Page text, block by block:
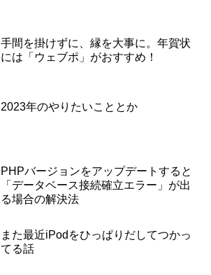
手間を掛けずに、縁を大事に。年賀状
には「ウェブポ」がおすすめ！
2023年のやりたいこととか
PHPバージョンをアップデートすると
「データベース接続確立エラー」が出
る場合の解決法
また最近iPodをひっぱりだしてつかっ
てる話